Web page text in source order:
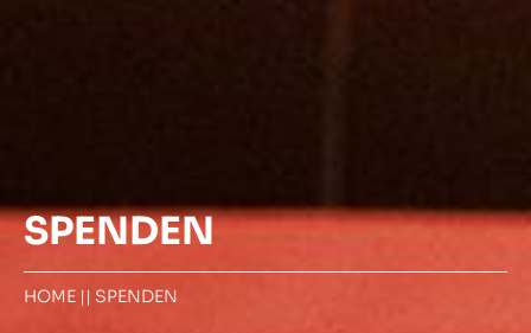
SPENDEN
HOME || SPENDEN